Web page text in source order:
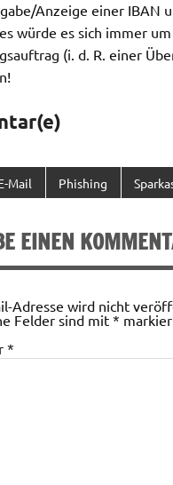
Anzeige einer IBAN
würde es sich immer
(i. d. R. einer
Mail Phishing
EINEN
Adresse wird nicht
Felder sind mit *
*